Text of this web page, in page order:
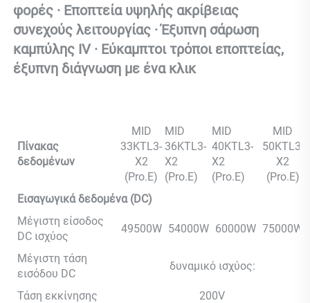
φορές · Εποπτεία υψηλής ακρίβειας
συνεχούς λειτουργίας · Έξυπνη σάρωση
καμπύλης IV · Εύκαμπτοι τρόποι εποπτείας,
έξυπνη διάγνωση με ένα κλικ
Πίνακας
δεδομένων
MID
33KTL3-
X2
(Pro.E)
MID
36KTL3-
X2
(Pro.E)
MID
40KTL3-
X2
(Pro.E)
MID
50KTL3-
X2
(Pro.E)
Εισαγωγικά δεδομένα (DC)
Μέγιστη είσοδος
DC ισχύος
49500W 54000W 60000W 75000W
Μέγιστη τάση
εισόδου DC
δυναμικό ισχύος:
Τάση εκκίνησης
200V